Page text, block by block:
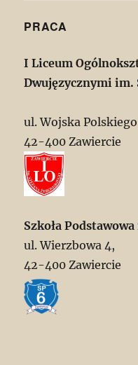
PRACA
I Liceum
Dwujęzycznymi im.
ul. Wojska
42-400 Zawiercie
Szkoła
ul. Wierzbowa 4,
42-400 Zawiercie